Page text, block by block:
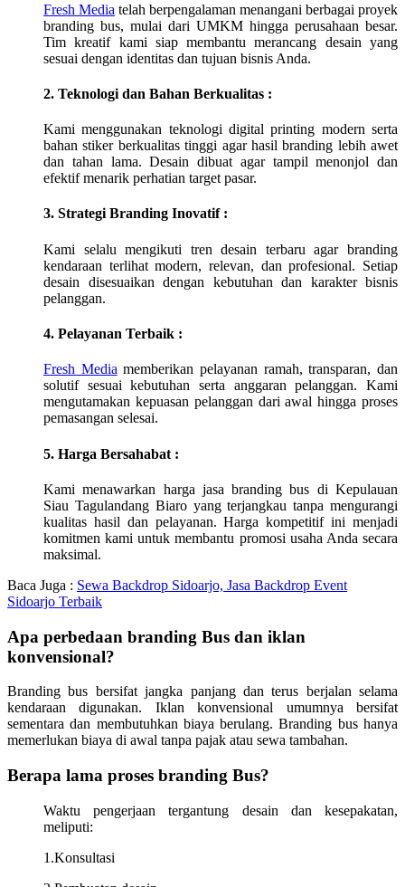
Fresh Media telah berpengalaman menangani berbagai proyek
branding bus, mulai dari UMKM hingga perusahaan besar.
Tim kreatif kami siap membantu merancang desain yang
sesuai dengan identitas dan tujuan bisnis Anda.
2. Teknologi dan Bahan Berkualitas :
Kami menggunakan teknologi digital printing modern serta
bahan stiker berkualitas tinggi agar hasil branding lebih awet
dan tahan lama. Desain dibuat agar tampil menonjol dan
efektif menarik perhatian target pasar.
3. Strategi Branding Inovatif :
Kami selalu mengikuti tren desain terbaru agar branding
kendaraan terlihat modern, relevan, dan profesional. Setiap
desain disesuaikan dengan kebutuhan dan karakter bisnis
pelanggan.
4. Pelayanan Terbaik :
Fresh Media memberikan pelayanan ramah, transparan, dan
solutif sesuai kebutuhan serta anggaran pelanggan. Kami
mengutamakan kepuasan pelanggan dari awal hingga proses
pemasangan selesai.
5. Harga Bersahabat :
Kami menawarkan harga jasa branding bus di Kepulauan
Siau Tagulandang Biaro yang terjangkau tanpa mengurangi
kualitas hasil dan pelayanan. Harga kompetitif ini menjadi
komitmen kami untuk membantu promosi usaha Anda secara
maksimal.
Baca Juga : Sewa Backdrop Sidoarjo, Jasa Backdrop Event
Sidoarjo Terbaik
Apa perbedaan branding Bus dan iklan
konvensional?
Branding bus bersifat jangka panjang dan terus berjalan selama
kendaraan digunakan. Iklan konvensional umumnya bersifat
sementara dan membutuhkan biaya berulang. Branding bus hanya
memerlukan biaya di awal tanpa pajak atau sewa tambahan.
Berapa lama proses branding Bus?
Waktu pengerjaan tergantung desain dan kesepakatan,
meliputi:
1.Konsultasi